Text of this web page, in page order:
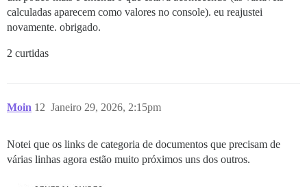
calculadas aparecem como valores no console). eu reajustei
novamente. obrigado.
2 curtidas
Moin Janeiro 29, 2026, 2:15pm
12
Notei que os links de categoria de documentos que precisam de
várias linhas agora estão muito próximos uns dos outros.